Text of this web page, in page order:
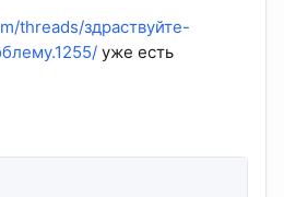
threads/здраствуйте-
уже есть